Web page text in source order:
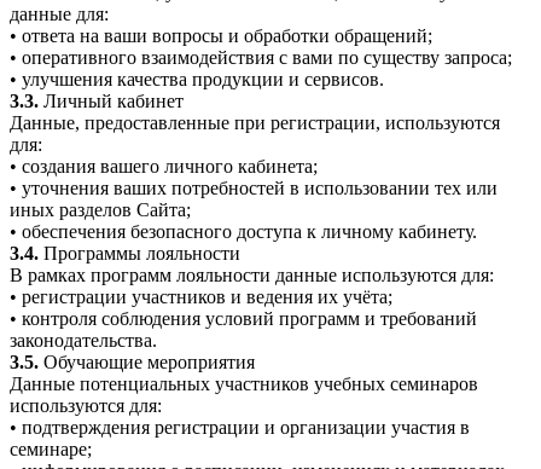
данные для:
• ответа на ваши вопросы и обработки обращений;
• оперативного взаимодействия с вами по существу запроса;
• улучшения качества продукции и сервисов.
3.3. Личный кабинет
Данные, предоставленные при регистрации, используются
для:
• создания вашего личного кабинета;
• уточнения ваших потребностей в использовании тех или
иных разделов Сайта;
• обеспечения безопасного доступа к личному кабинету.
3.4. Программы лояльности
В рамках программ лояльности данные используются для:
• регистрации участников и ведения их учёта;
• контроля соблюдения условий программ и требований
законодательства.
3.5. Обучающие мероприятия
Данные потенциальных участников учебных семинаров
используются для:
• подтверждения регистрации и организации участия в
семинаре;